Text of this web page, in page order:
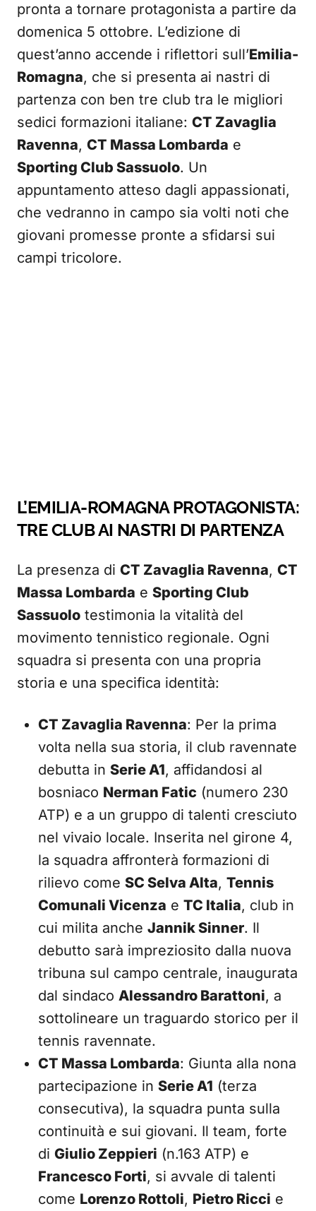
pronta a tornare protagonista a partire da
domenica 5 ottobre. L’edizione di
quest’anno accende i riflettori sull’Emilia-
Romagna, che si presenta ai nastri di
partenza con ben tre club tra le migliori
sedici formazioni italiane: CT Zavaglia
Ravenna, CT Massa Lombarda e
Sporting Club Sassuolo. Un
appuntamento atteso dagli appassionati,
che vedranno in campo sia volti noti che
giovani promesse pronte a sfidarsi sui
campi tricolore.
L’EMILIA-ROMAGNA PROTAGONISTA:
TRE CLUB AI NASTRI DI PARTENZA
La presenza di CT Zavaglia Ravenna, CT
Massa Lombarda e Sporting Club
Sassuolo testimonia la vitalità del
movimento tennistico regionale. Ogni
squadra si presenta con una propria
storia e una specifica identità:
CT Zavaglia Ravenna: Per la prima
volta nella sua storia, il club ravennate
debutta in Serie A1, affidandosi al
bosniaco Nerman Fatic (numero 230
ATP) e a un gruppo di talenti cresciuto
nel vivaio locale. Inserita nel girone 4,
la squadra affronterà formazioni di
rilievo come SC Selva Alta, Tennis
Comunali Vicenza e TC Italia, club in
cui milita anche Jannik Sinner. Il
debutto sarà impreziosito dalla nuova
tribuna sul campo centrale, inaugurata
dal sindaco Alessandro Barattoni, a
sottolineare un traguardo storico per il
tennis ravennate.
CT Massa Lombarda: Giunta alla nona
partecipazione in Serie A1 (terza
consecutiva), la squadra punta sulla
continuità e sui giovani. Il team, forte
di Giulio Zeppieri (n.163 ATP) e
Francesco Forti, si avvale di talenti
come Lorenzo Rottoli, Pietro Ricci e